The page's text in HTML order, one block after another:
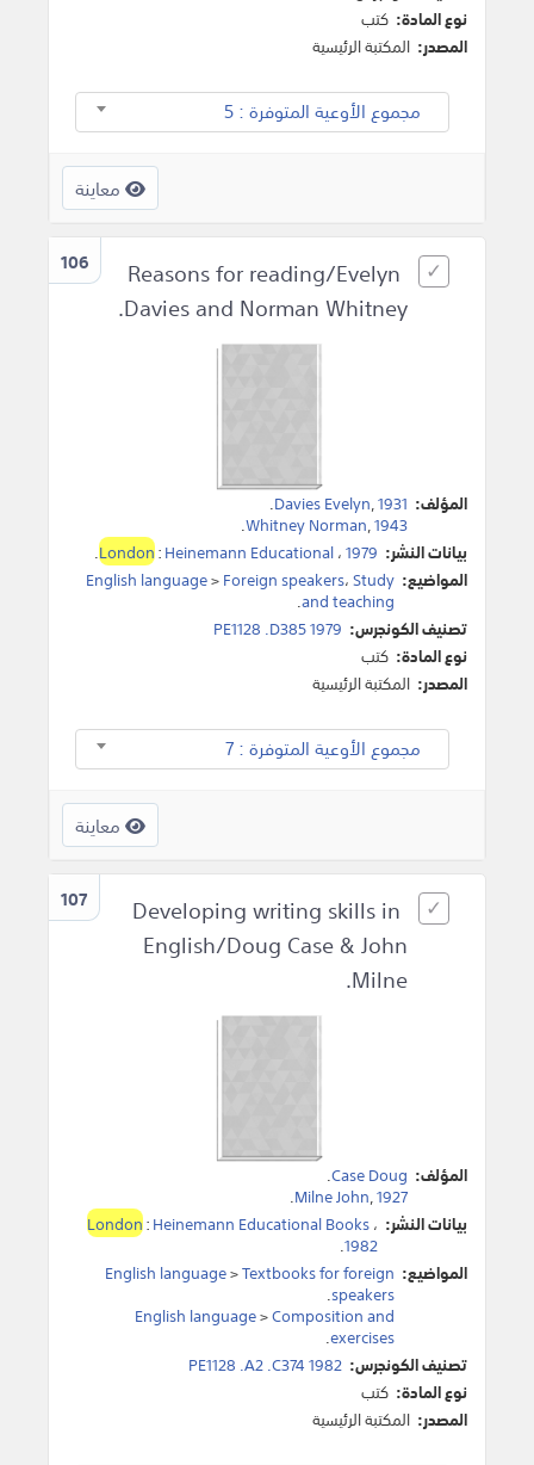
نوع المادة: كتب
المصدر: المكتبة الرئيسية
مجموع الأوعية المتوفرة : 5
معاينة
106
Reasons for reading/Evelyn
Davies and Norman Whitney.
المؤلف: Davies Evelyn,1931
.
Whitney Norman,1943
.
بيانات النشر:
London:Heinemann Educational،1979
.
المواضيع:
English language>Foreign speakers،Study
and teaching
.
تصنيف الكونجرس: PE1128 .D385 1979
نوع المادة: كتب
المصدر: المكتبة الرئيسية
مجموع الأوعية المتوفرة : 7
معاينة
107
Developing writing skills in
English/Doug Case & John
Milne.
المؤلف: Case Doug
.
Milne John,1927
.
بيانات النشر:
London:Heinemann Educational Books،
1982
.
المواضيع:
English language>Textbooks for foreign
speakers
.
English language>Composition and
exercises
.
تصنيف الكونجرس: PE1128 .A2 .C374 1982
نوع المادة: كتب
المصدر: المكتبة الرئيسية